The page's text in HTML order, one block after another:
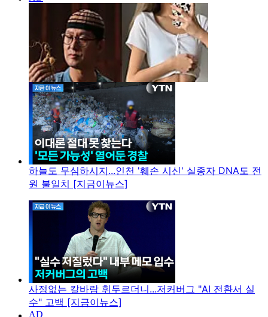
하늘도 무심하시지...인천 '훼손 시신' 실종자 DNA도 전
원 불일치 [지금이뉴스]
사정없는 칼바람 휘두르더니...저커버그 "AI 전환서 실
수" 고백 [지금이뉴스]